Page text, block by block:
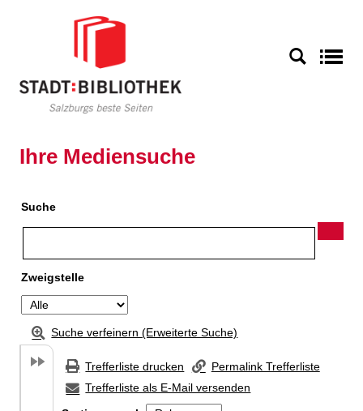
Ihre Mediensuche
Suche
Zweigstelle
Suche verfeinern (Erweiterte Suche)
Trefferliste drucken
Permalink Trefferliste
Trefferliste als E-Mail versenden